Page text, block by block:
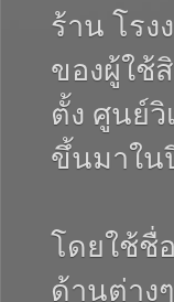
ร้าน โรง
ของผู้ใช้
ตั้ง ศูนย์วิ
ขึ้นมาใน
โดยใช้ชื่
ด้านต่าง